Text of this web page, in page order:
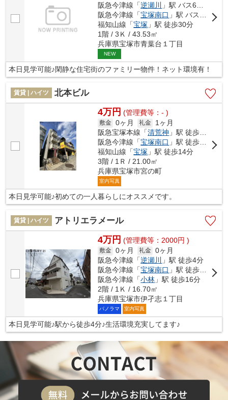
阪急今津線「逆瀬川 」駅 バス6分 「宝松苑」 停歩2分
阪急今津線「宝塚南口 」駅 バス12分 「宝松苑」 停歩3分
福知山線「宝塚 」駅 徒歩30分
1階 / 3Ｋ / 43.53㎡
兵庫県宝塚市青葉台１丁目
NEW
本日見学可能♪閑静な住宅街のファミリー物件！ネット環境有！
賃貸 | ハイツ 北本ビル
4万円 (管理費等：- )
敷金 0ヶ月 礼金
1ヶ月
阪急宝塚本線「清荒神 」駅 徒歩5分
阪急今津線「宝塚南口 」駅 徒歩10分
福知山線「宝塚 」駅 徒歩14分
3階 / 1Ｒ / 21.00㎡
兵庫県宝塚市宮の町
室内写真
本日見学可能♪初めての一人暮らしにオススメです。
賃貸 | ハイツ アトリエラメール
4万円 (管理費等：2000円 )
敷金 0ヶ月 礼金 0ヶ月
阪急今津線「逆瀬川
」駅 徒歩4分
阪急今津線「宝塚南口 」駅 徒歩15分
阪急今津線「小林 」駅 徒歩16分
2階 / 1Ｋ / 16.70㎡
兵庫県宝塚市伊孑志１丁目
パノラマ 室内写真
本日見学可能♪駅から徒歩4分♪生活環境充実してます♪